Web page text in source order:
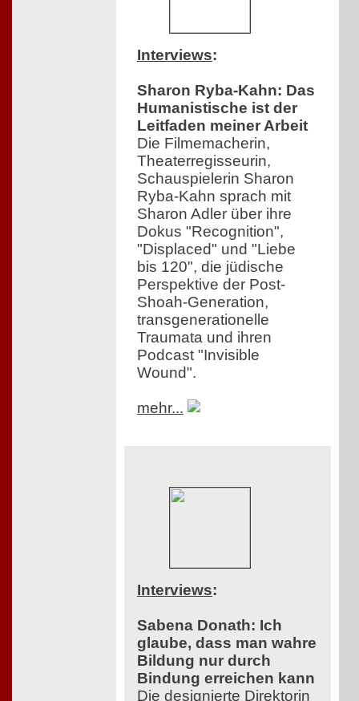
Interviews:
Sharon Ryba-Kahn: Das
Humanistische ist der
Leitfaden meiner Arbeit
Die Filmemacherin,
Theaterregisseurin,
Schauspielerin Sharon
Ryba-Kahn sprach mit
Sharon Adler über ihre
Dokus "Recognition",
"Displaced" und "Liebe
bis 120", die jüdische
Perspektive der Post-
Shoah-Generation,
transgenerationelle
Traumata und ihren
Podcast "Invisible
Wound".
mehr...
Interviews:
Sabena Donath: Ich
glaube, dass man wahre
Bildung nur durch
Bindung erreichen kann
Die designierte Direktorin